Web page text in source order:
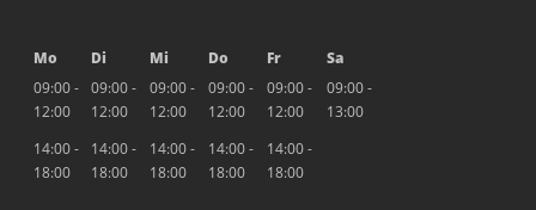
Mo Di Mi Do Fr
Sa
09:00 -
12:00
09:00 -
12:00
09:00 -
12:00
09:00 -
12:00
09:00 -
12:00
09:00 -
13:00
14:00 -
18:00
14:00 -
18:00
14:00 -
18:00
14:00 -
18:00
14:00 -
18:00